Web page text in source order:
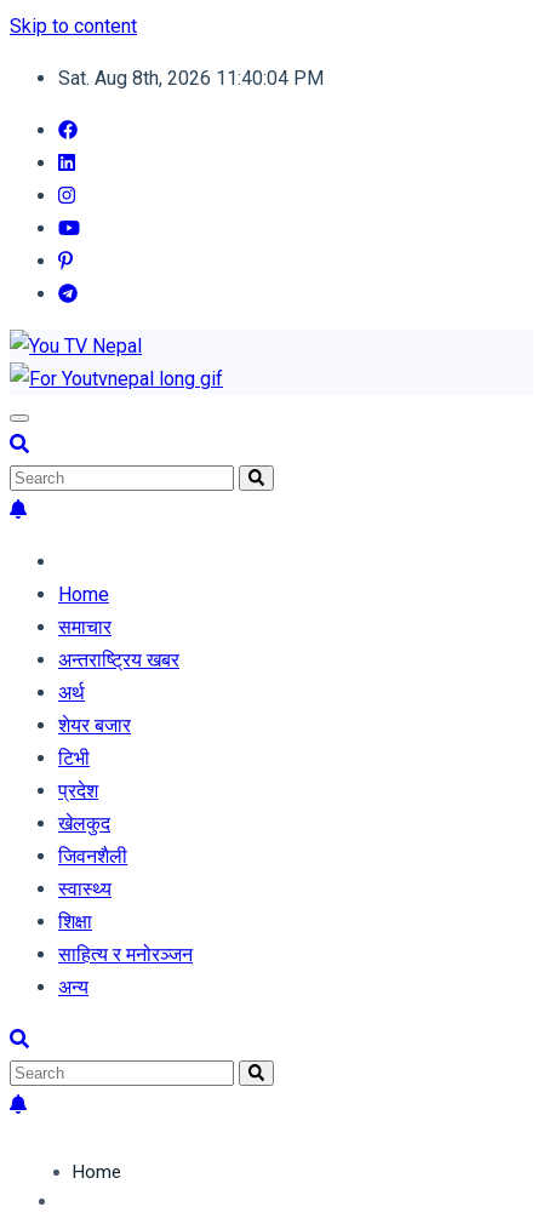
Skip to content
Sat. Aug 8th, 2026 11:40:05 PM
Home
समाचार
अन्तराष्ट्रिय खबर
अर्थ
शेयर बजार
टिभी
प्रदेश
खेलकुद
जिवनशैली
स्वास्थ्य
शिक्षा
साहित्य र मनोरञ्जन
अन्य
Home